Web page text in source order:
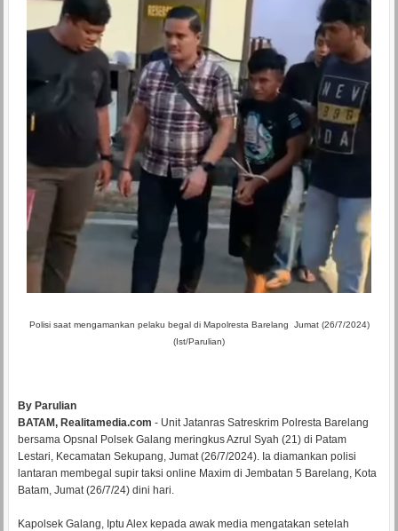
Polisi saat mengamankan pelaku begal di Mapolresta Barelang Jumat (26/7/2024)
(Ist/Parulian)
By Parulian
BATAM, Realitamedia.com - Unit Jatanras Satreskrim Polresta Barelang
bersama Opsnal Polsek Galang meringkus Azrul Syah (21) di Patam
Lestari, Kecamatan Sekupang, Jumat (26/7/2024). Ia diamankan polisi
lantaran membegal supir taksi online Maxim di Jembatan 5 Barelang, Kota
Batam, Jumat (26/7/24) dini hari.
Kapolsek Galang, Iptu Alex kepada awak media mengatakan setelah